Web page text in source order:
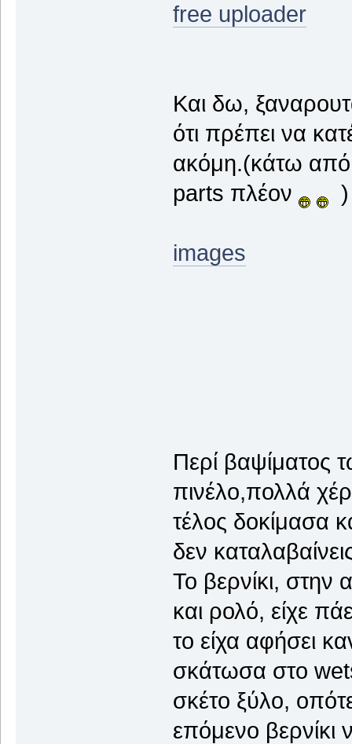
free uploader
Και δω,
ότι πρέπει να
ακόμη.(κάτω από
parts πλέον
)
images
Περί βαψίματος
πινέλο,πολλά
τέλος δοκίμασα
δεν
Το βερνίκι, στην
και ρολό, είχε
το είχα αφήσει
σκάτωσα στο
σκέτο ξύλο,
επόμενο βερνίκι